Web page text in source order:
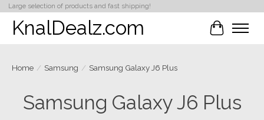
Large selection of products and fast shipping!
KnalDealz.com
Home / Samsung / Samsung Galaxy J6 Plus
Samsung Galaxy J6 Plus